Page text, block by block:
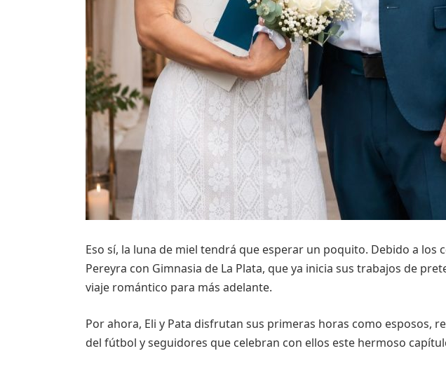
Eso sí, la luna de miel tendrá que esperar un poquito. Debido a los
Pereyra con Gimnasia de La Plata, que ya inicia sus trabajos de
viaje romántico para más adelante.
Por ahora, Eli y Pata disfrutan sus primeras horas como esposos,
del fútbol y seguidores que celebran con ellos este hermoso